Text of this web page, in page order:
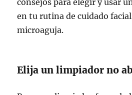
consejos para elegir y usar
en tu rutina de cuidado
microaguja.
Elija un limpiador no